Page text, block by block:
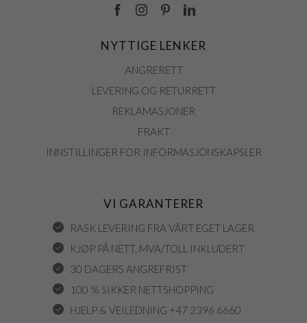
NYTTIGE LENKER
ANGRERETT
LEVERING OG RETURRETT
REKLAMASJONER
FRAKT
INNSTILLINGER FOR INFORMASJONSKAPSLER
VI GARANTERER
RASK LEVERING FRA VÅRT EGET LAGER
KJØP PÅ NETT, MVA/TOLL INKLUDERT
30 DAGERS ANGREFRIST
100 % SIKKER NETTSHOPPING
HJELP & VEILEDNING +47 2396 6660